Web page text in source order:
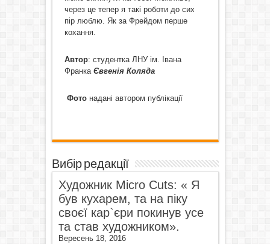
через це тепер я такі роботи до сих
пір люблю. Як за Фрейдом перше
кохання.
Автор: студентка ЛНУ ім. Івана
Франка Євгенія Коляда
Фотонадані автором публікації
Вибір редакції
Художник Micro Cuts: « Я
був кухарем, та на піку
своєї кар`єри покинув усе
та став художником».
Вересень 18, 2016